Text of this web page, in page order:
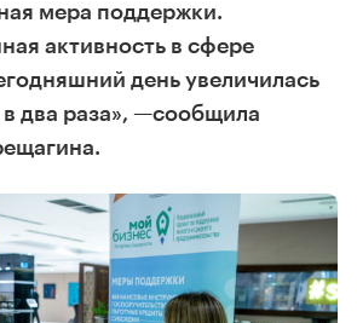
мера поддержки.
активность в сфере
день увеличилась
два раза», —сообщила